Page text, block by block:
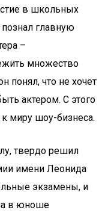
в школьных
главную
–
множество
понял, что не хочет
актером. С этого
к миру шоу-бизнеса.
твердо решил
имени Леонида
экзамены, и
в юноше